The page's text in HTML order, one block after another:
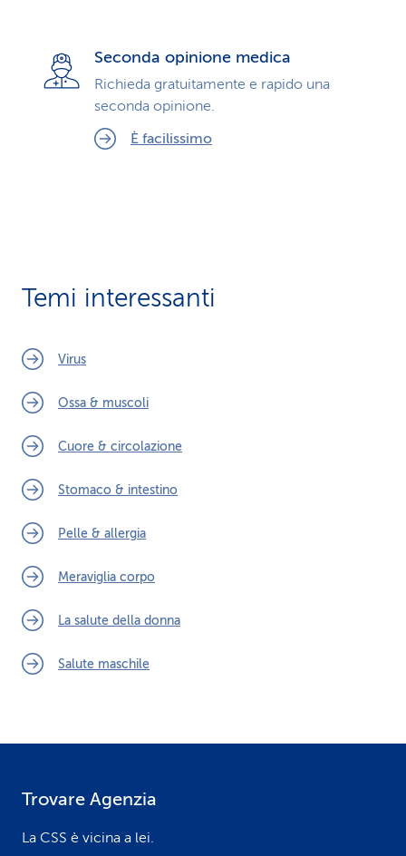
Seconda opinione medica
Richieda gratuitamente e rapido una
seconda opinione.
È facilissimo
Temi interessanti
Virus
Ossa & muscoli
Cuore & circolazione
Stomaco & intestino
Pelle & allergia
Meraviglia corpo
La salute della donna
Salute maschile
Trovare Agenzia
La CSS è vicina a lei.